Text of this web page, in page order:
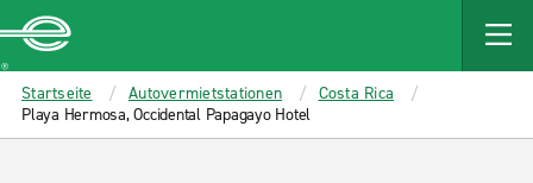
MAIN
CONTENT
Enterprise
Startseite Autovermietstationen
Costa Rica
Playa Hermosa, Occidental Papagayo Hotel